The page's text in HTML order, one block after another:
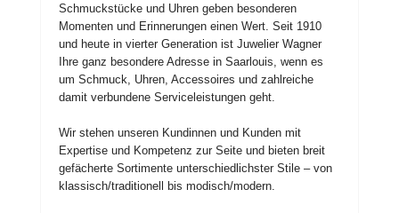
Schmuckstücke und Uhren geben besonderen
Momenten und Erinnerungen einen Wert. Seit 1910
und heute in vierter Generation ist Juwelier Wagner
Ihre ganz besondere Adresse in Saarlouis, wenn es
um Schmuck, Uhren, Accessoires und zahlreiche
damit verbundene Serviceleistungen geht.
Wir stehen unseren Kundinnen und Kunden mit
Expertise und Kompetenz zur Seite und bieten breit
gefächerte Sortimente unterschiedlichster Stile – von
klassisch/traditionell bis modisch/modern.